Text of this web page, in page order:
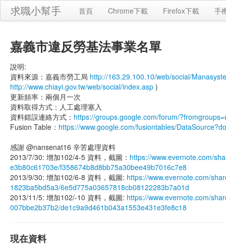
求職小幫手 首頁 Chrome下載 Firefox下載 手
嘉義市違反勞基法事業名單
說明:
資料來源：嘉義市勞工局 http://163.29.100.10/web/social/
http://www.chiayi.gov.tw/web/social/index.asp )
更新頻率：兩個月一次
資料取得方式：人工處理塞入
資料錯誤連絡方式： https://groups.google.com/forum/
Fusion Table： https://www.google.com/fusiontables/
感謝 @nansenat16 辛苦處理資料
2013/7/30: 增加102/4-5 資料，截圖： https://www.evernote.com/
e3b80c61703e/f358674b8d8bb75a30bee49b7016c7e8
2013/9/30: 增加102/6-8 資料，截圖: https://www.evernote.com/
1823ba5bd5a3/6e5d775a03657818cb08122283b7a01d
2013/11/5: 增加102/-10 資料，截圖: https://www.evernote.com/
007bbe2b37b2/de1c9a9d461b043a1553e431e3fe8c18
現在資料